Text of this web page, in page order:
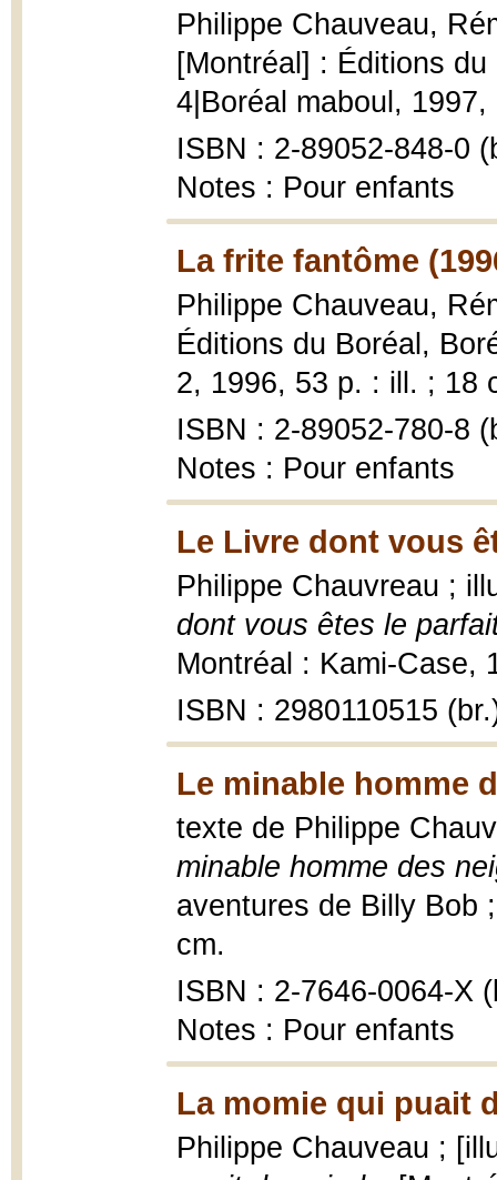
Philippe Chauveau,
[Montréal] : Éditions
4|Boréal maboul,
ISBN : 2-89052-848-0
Notes : Pour enfants
La frite fantôme
Philippe Chauveau,
Éditions du Boréal,
2, 1996, 53 p. : ill. ; 18
ISBN : 2-89052-780-8
Notes : Pour enfants
Le Livre dont vous
Philippe Chauvreau ;
dont vous êtes le
Montréal : Kami-Case,
ISBN : 2980110515
Le minable homme
texte de Philippe
minable homme des
aventures de Billy Bob
cm.
ISBN : 2-7646-0064-X
Notes : Pour enfants
La momie qui puait
Philippe Chauveau ;